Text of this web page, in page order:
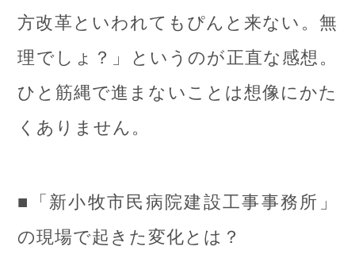
方改革といわれてもぴんと来ない。無
理でしょ？」というのが正直な感想。
ひと筋縄で進まないことは想像にかた
くありません。
■「新小牧市民病院建設工事事務所」
の現場で起きた変化とは？